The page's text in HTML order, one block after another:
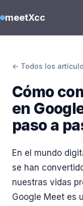
meetXcc
← Todos los
Cómo
en
paso a
En el mundo
se han
nuestras vidas
Google Meet es